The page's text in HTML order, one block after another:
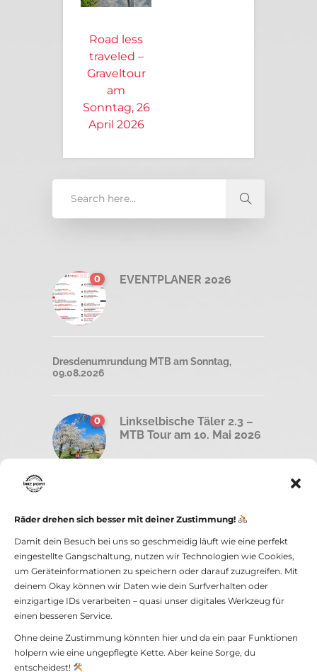
Räder drehen sich besser mit deiner Zustimmung!
Damit dein Besuch bei uns so geschmeidig läuft wie eine perfekt
eingestellte Gangschaltung, nutzen wir Technologien wie Cookies,
um Geräteinformationen zu speichern oder darauf zuzugreifen. Mit
deinem Okay können wir Daten wie dein Surfverhalten oder
einzigartige IDs verarbeiten – quasi unser digitales Werkzeug für
einen besseren Service.
Ohne deine Zustimmung könnten hier und da ein paar Funktionen
holpern wie eine ungepflegte Kette. Aber keine Sorge, du
entscheidest!
Road less
traveled –
Graveltour
am
Sonntag, 26
April 2026
0 EVENTPLANER 2026
Dresdenumrundung MTB am Sonntag,
09.08.2026
0
Linkselbische Täler 2.3 –
MTB Tour am 10. Mai 2026
Graveltour am Sonntag,
bike point GmbH - Impressum und